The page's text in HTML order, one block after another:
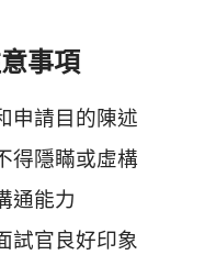
事項
申請目的陳述
得隱瞞或虛構
通能力
試官良好印象